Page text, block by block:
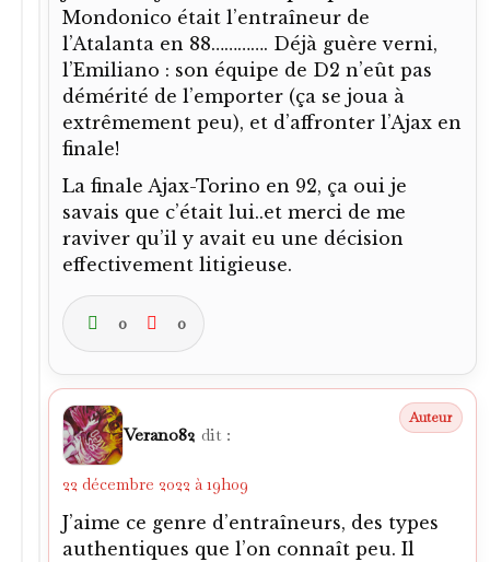
J’aime ce genre d’entraîneurs, des types
authentiques que l’on connaît peu. Il
aura fallu qu’il tombe malade pour que
les médias s’intéressent à lui… il y en a
d’autres que j’aime bien, bourrus, durs,
mais avec une humanité évidente.
Radice, Simoni…
En 88, oui, Malines élimine de peu
l’Atalanta. Un petit plaisir pour
En 92, tu as raison de parler d’action
litigieuse et non d’erreur car
évident que ça. Ce sont les années 90,
n’importe quelle équipe italienne pouvait
prétendre gagner une C2 ou une C3. Le
Torino de Mondo bénéficiait de bons
joueurs (Marchegiani, Scifo, Casagrande,
Martin Vázquez, Lentini et ce boucher de
Pasquale) mais je crains fort qu’il comptât